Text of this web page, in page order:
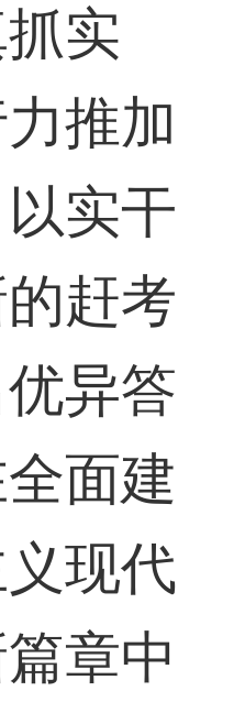
实
推加
实干
赶考
异答
面建
现代
章中